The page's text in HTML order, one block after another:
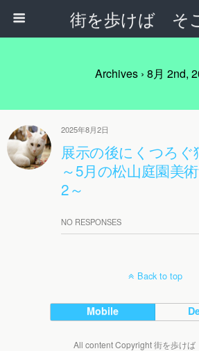
街を歩けば そ
Archives › 8月 2nd,
2025年8月2日
展示の後にくつろ
～5月の松山庭園美
2～
NO RESPONSES
Back to top
Mobile
All content Copyright 街を歩け